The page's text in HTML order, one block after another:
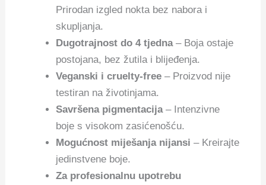
Prirodan izgled nokta bez nabora i
skupljanja.
Dugotrajnost do 4 tjedna– Boja ostaje
postojana, bez žutila i blijeđenja.
Veganski i cruelty-free – Proizvod nije
testiran na životinjama.
Savršena pigmentacija– Intenzivne
boje s visokom zasićenošću.
Mogućnost miješanja nijansi – Kreirajte
jedinstvene boje.
Za profesionalnu upotrebu